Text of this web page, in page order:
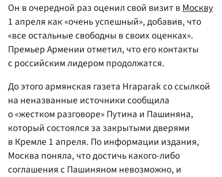
Он в очередной раз оценил свой визит в Москву
1 апреля как «очень успешный», добавив, что
«все остальные свободны в своих оценках».
Премьер Армении отметил, что его контакты
с российским лидером продолжатся.
До этого армянская газета Hraparak со ссылкой
на неназванные источники сообщила
о «жестком разговоре» Путина и Пашиняна,
который состоялся за закрытыми дверями
в Кремле 1 апреля. По информации издания,
Москва поняла, что достичь какого-либо
соглашения с Пашиняном невозможно, и